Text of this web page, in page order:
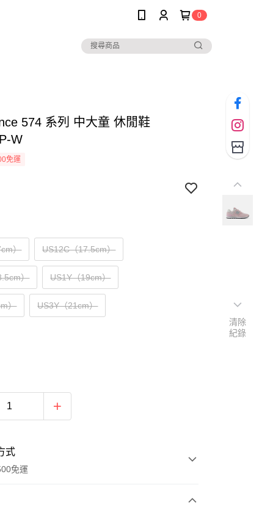
0
574 系列 中大童 休閒鞋
W
免運
） US12C（17.5cm）
） US1Y（19cm）
） US3Y（21cm）
式
免運
清除
紀錄